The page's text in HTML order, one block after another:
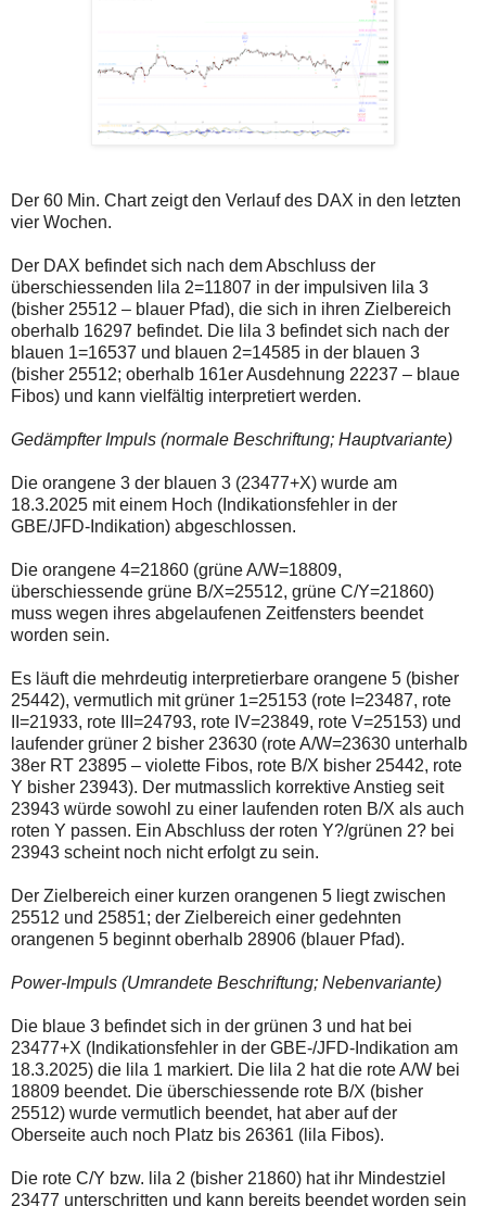
Der 60 Min. Chart zeigt den Verlauf des DAX in den letzten
vier Wochen.
Der DAX befindet sich nach dem Abschluss der
überschiessenden lila 2=11807 in der impulsiven lila 3
(bisher 25512 – blauer Pfad), die sich in ihren Zielbereich
oberhalb 16297 befindet. Die lila 3 befindet sich nach der
blauen 1=16537 und blauen 2=14585 in der blauen 3
(bisher 25512; oberhalb 161er Ausdehnung 22237 – blaue
Fibos) und kann vielfältig interpretiert werden.
Gedämpfter Impuls (normale Beschriftung; Hauptvariante)
Die orangene 3 der blauen 3 (23477+X) wurde am
18.3.2025 mit einem Hoch (Indikationsfehler in der
GBE/JFD-Indikation) abgeschlossen.
Die orangene 4=21860 (grüne A/W=18809,
überschiessende grüne B/X=25512, grüne C/Y=21860)
muss wegen ihres abgelaufenen Zeitfensters beendet
worden sein.
Es läuft die mehrdeutig interpretierbare orangene 5 (bisher
25442), vermutlich mit grüner 1=25153 (rote I=23487, rote
II=21933, rote III=24793, rote IV=23849, rote V=25153) und
laufender grüner 2 bisher 23630 (rote A/W=23630 unterhalb
38er RT 23895 – violette Fibos, rote B/X bisher 25442, rote
Y bisher 23943). Der mutmasslich korrektive Anstieg seit
23943 würde sowohl zu einer laufenden roten B/X als auch
roten Y passen. Ein Abschluss der roten Y?/grünen 2? bei
23943 scheint noch nicht erfolgt zu sein.
Der Zielbereich einer kurzen orangenen 5 liegt zwischen
25512 und 25851; der Zielbereich einer gedehnten
orangenen 5 beginnt oberhalb 28906 (blauer Pfad).
Power-Impuls (Umrandete Beschriftung; Nebenvariante)
Die blaue 3 befindet sich in der grünen 3 und hat bei
23477+X (Indikationsfehler in der GBE-/JFD-Indikation am
18.3.2025) die lila 1 markiert. Die lila 2 hat die rote A/W bei
18809 beendet. Die überschiessende rote B/X (bisher
25512) wurde vermutlich beendet, hat aber auf der
Oberseite auch noch Platz bis 26361 (lila Fibos).
Die rote C/Y bzw. lila 2 (bisher 21860) hat ihr Mindestziel
23477 unterschritten und kann bereits beendet worden sein